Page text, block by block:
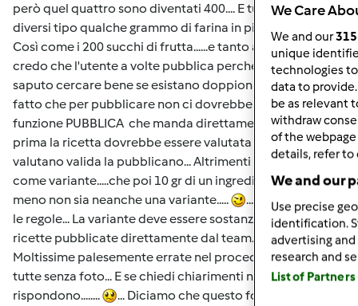
però quel quattro sono diventati 400.... E tutti di poco
diversi tipo qualche grammo di farina in più o meno....
Così come i 200 succhi di frutta......e tanto altro ancora... Io
credo che l'utente a volte pubblica perché magari non ha
saputo cercare bene se esistano doppioni.... Ribadisco il
fatto che per pubblicare non ci dovrebbe essere la
funzione PUBBLICA che manda direttamente in rete... Ma
prima la ricetta dovrebbe essere valutata dal team... Se la
valutano valida la pubblicano... Altrimenti là si inserisce
come variante.....che poi 10 gr di un ingrediente in più o
meno non sia neanche una variante.....
... Come dettano
le regole... La variante deve essere sostanziale.....e delle
ricette pubblicate direttamente dal team...????....
Moltissime palesemente errate nel procedimento... Quasi
tutte senza foto... E se chiedi chiarimenti non
rispondono........
... Diciamo che questo forum é un
We Care
We and our315
unique
technologies
data to
be as relevant
withdraw
of the
details, refer to
We and our
Use precise
identification.
advertising
research and
List of